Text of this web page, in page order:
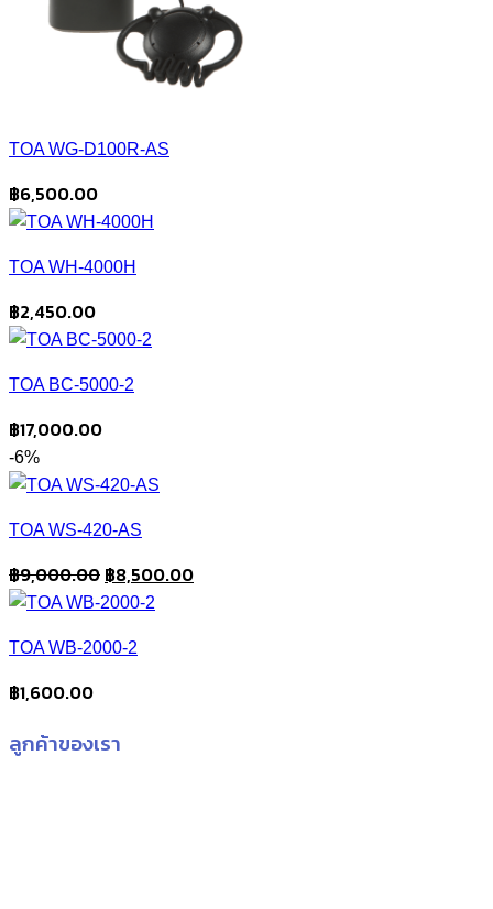
TOA WG-D100R-AS
฿6,500.00
TOA WH-4000H
฿2,450.00
TOA BC-5000-2
฿17,000.00
-6%
TOA WS-420-AS
฿9,000.00 Original
price
฿9,000.00.
฿8,500.00Current
TOA WB-2000-2
฿1,600.00
ลูกค้าของเรา